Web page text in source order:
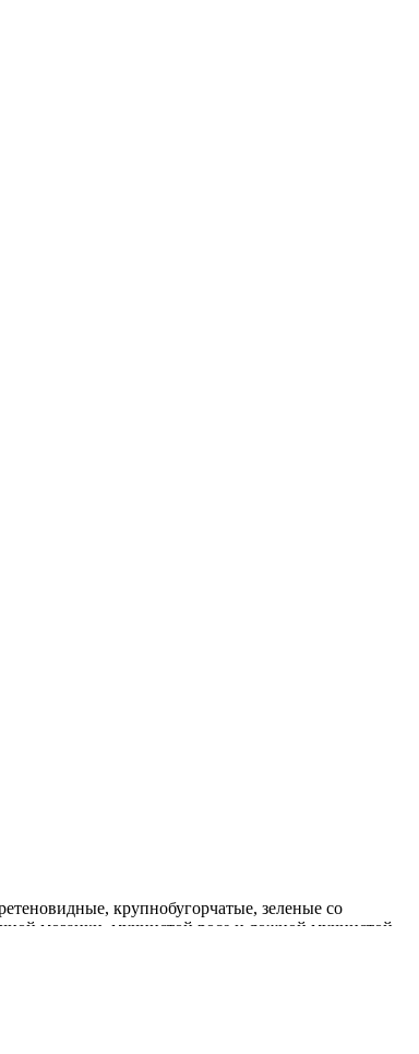
крупнобугорчатые, зеленые со
мозаики, мучнистой росе и ложной мучнистой